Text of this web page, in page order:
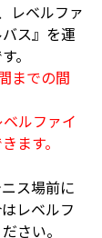
レベルファ
ス』を運
。
までの間
ルファイ
ます。
ス場前に
レベルフ
さい。